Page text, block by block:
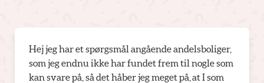
Hej jeg har et spørgsmål angående andelsboliger,
som jeg endnu ikke har fundet frem til nogle som
kan svare på, så det håber jeg meget på, at I som